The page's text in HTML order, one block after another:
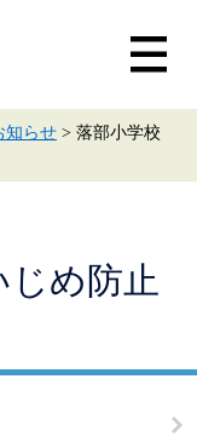
知らせ > 落部小学校
め防止